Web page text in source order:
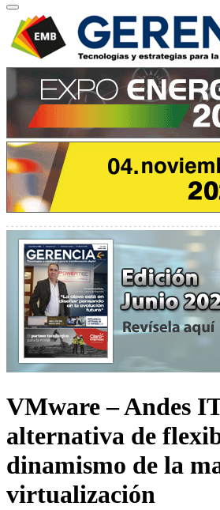
VMware – Andes
alternativa de
dinamismo de la
virtualización